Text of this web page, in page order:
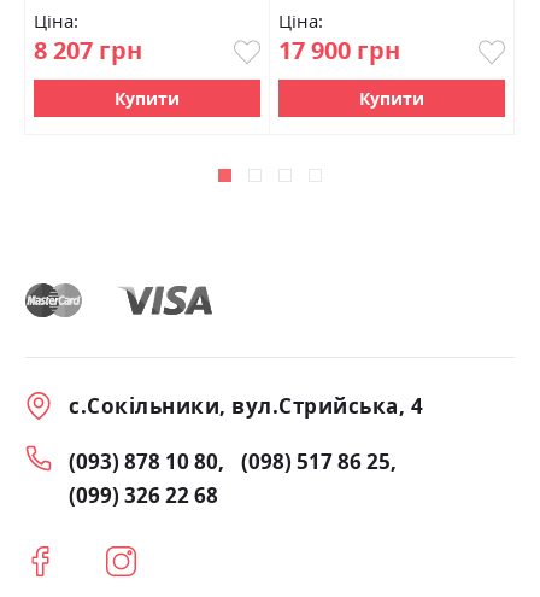
Ціна:
8 207 грн
Купити
Ціна:
17 900 грн
Купити
с.Сокільники, вул.Стрийська, 4
(093) 878 10 80
(098) 517 86 25
(099) 326 22 68